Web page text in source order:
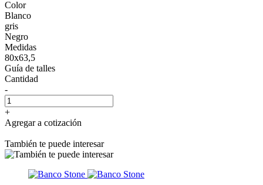
Color
Blanco
gris
Negro
Medidas
80x63,5
Guía de talles
Cantidad
-
+
Agregar a cotización
También te puede interesar